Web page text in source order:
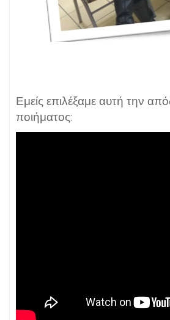
Εμείς επιλέξαμε αυτή την
ποιήματος: